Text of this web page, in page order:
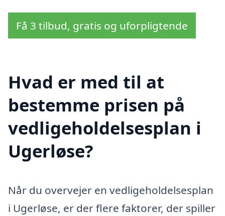
Få 3 tilbud, gratis og uforpligtende
Hvad er med til at
bestemme prisen på
vedligeholdelsesplan i
Ugerløse?
Når du overvejer en vedligeholdelsesplan
i Ugerløse, er der flere faktorer, der spiller